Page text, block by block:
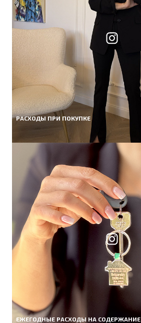
РАСХОДЫ ПРИ ПОКУПКЕ
ЕЖЕГОДНЫЕ РАСХОДЫ НА СОДЕРЖАНИЕ